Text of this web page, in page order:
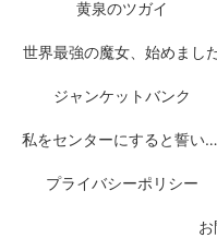
黄泉のツガイ
世界最強の魔女、始めまし
ジャンケットバンク
私をセンターにすると誓いますか？
プライバシーポリシー